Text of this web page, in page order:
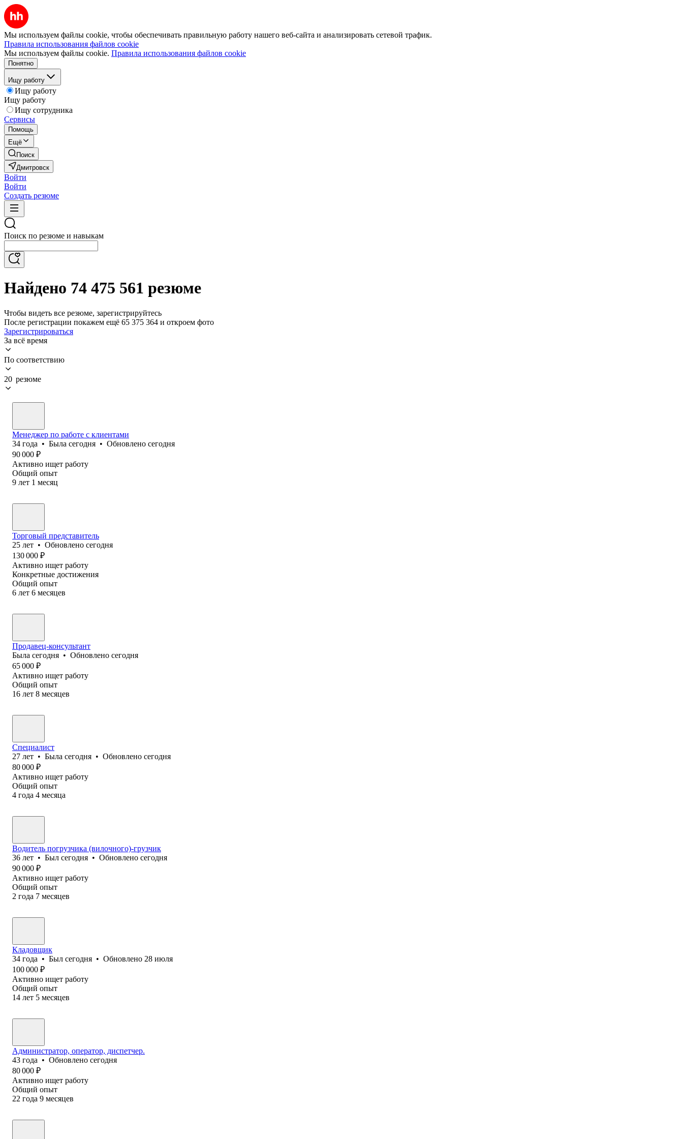
Мы используем файлы cookie, чтобы обеспечивать правильную работу нашего веб-сайта и анализировать сетевой трафик.
Правила использования файлов cookie
Мы используем файлы cookie. Правила использования файлов cookie
Понятно
Ищу работу
Ищу работу
Ищу работу
Ищу сотрудника
Сервисы
Помощь
Ещё
Поиск
Дмитровск
Войти
Войти
Создать резюме
Поиск по резюме и навыкам
Найдено 74 475 561 резюме
Чтобы видеть все резюме, зарегистрируйтесь
После регистрации покажем ещё 65 375 364 и откроем фото
Зарегистрироваться
За всё время
По соответствию
20 резюме
Менеджер по работе с клиентами
34 года • Была сегодня • Обновлено сегодня
90 000 ₽
Активно ищет работу
Общий опыт
9 лет 1 месяц
Торговый представитель
25 лет • Обновлено сегодня
130 000 ₽
Активно ищет работу
Конкретные достижения
Общий опыт
6 лет 6 месяцев
Продавец-консультант
Была сегодня • Обновлено сегодня
65 000 ₽
Активно ищет работу
Общий опыт
16 лет 8 месяцев
Специалист
27 лет • Была сегодня • Обновлено сегодня
80 000 ₽
Активно ищет работу
Общий опыт
4 года 4 месяца
Водитель погрузчика (вилочного)-грузчик
36 лет • Был сегодня • Обновлено сегодня
90 000 ₽
Активно ищет работу
Общий опыт
2 года 7 месяцев
Кладовщик
34 года • Был сегодня • Обновлено 28 июля
100 000 ₽
Активно ищет работу
Общий опыт
14 лет 5 месяцев
Администратор, оператор, диспетчер.
43 года • Обновлено сегодня
80 000 ₽
Активно ищет работу
Общий опыт
22 года 9 месяцев